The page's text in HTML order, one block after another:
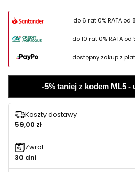
do 6 rat 0% RATA od
do 10 rat 0% RATA od
dostępny zakup z
-5% taniej z kodem ML5 -
Koszty dostawy
59,00 zł
Zwrot
30 dni